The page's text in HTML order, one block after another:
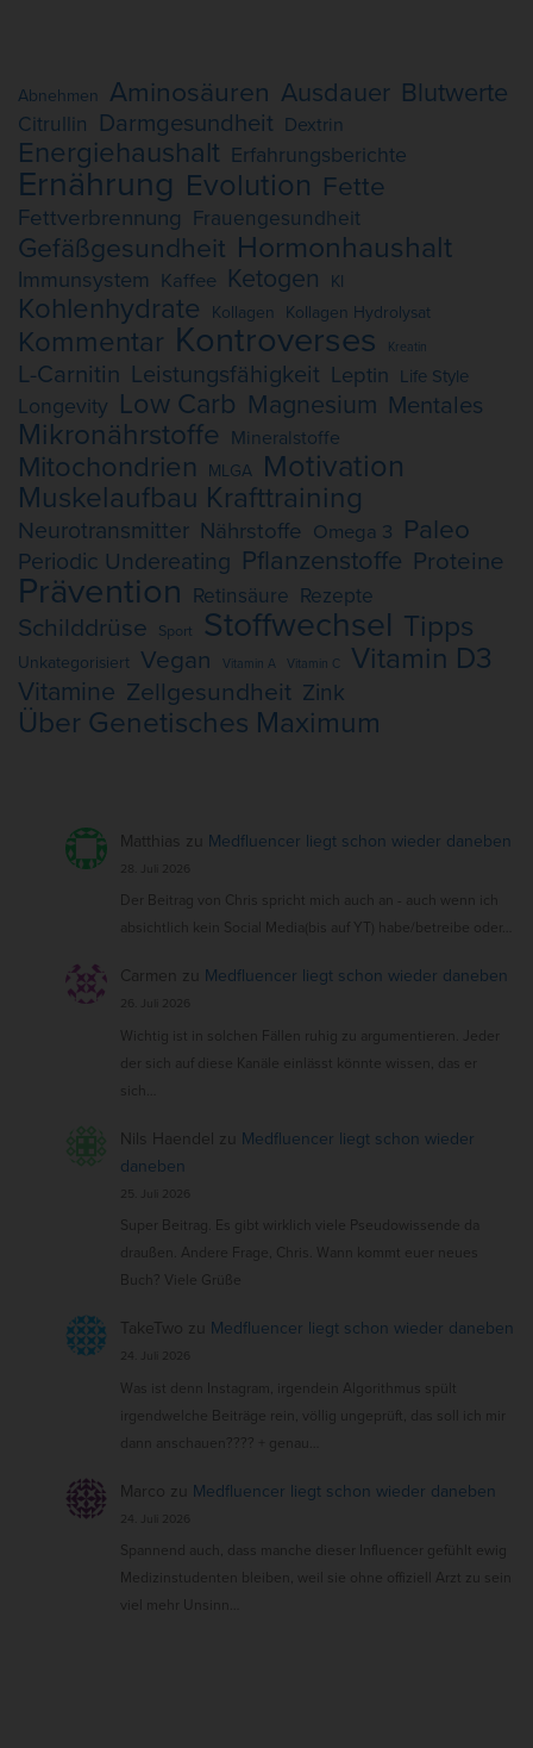
Abnehmen Aminosäuren Ausdauer Blutwerte
Citrullin Darmgesundheit Dextrin
Energiehaushalt Erfahrungsberichte
Ernährung Evolution Fette
Fettverbrennung Frauengesundheit
Gefäßgesundheit Hormonhaushalt
Immunsystem Kaffee Ketogen KI
Kohlenhydrate Kollagen Kollagen Hydrolysat
Kommentar Kontroverses Kreatin
L-Carnitin Leistungsfähigkeit Leptin Life Style
Longevity Low Carb Magnesium Mentales
Mikronährstoffe Mineralstoffe
Mitochondrien MLGA Motivation
Muskelaufbau Krafttraining
Neurotransmitter Nährstoffe Omega 3 Paleo
Periodic Undereating Pflanzenstoffe Proteine
Prävention Retinsäure Rezepte
Schilddrüse Sport Stoffwechsel Tipps
Unkategorisiert Vegan Vitamin A Vitamin C Vitamin D3
Vitamine Zellgesundheit Zink
Über Genetisches Maximum
Matthias zu Medfluencer liegt schon wieder daneben
28. Juli 2026
Der Beitrag von Chris spricht mich auch an - auch wenn ich
absichtlich kein Social Media(bis auf YT) habe/betreibe oder…
Carmen zu Medfluencer liegt schon wieder daneben
26. Juli 2026
Wichtig ist in solchen Fällen ruhig zu argumentieren. Jeder
der sich auf diese Kanäle einlässt könnte wissen, das er
Nils Haendel zu Medfluencer liegt schon wieder
daneben
25. Juli 2026
Super Beitrag. Es gibt wirklich viele Pseudowissende da
draußen. Andere Frage, Chris. Wann kommt euer neues
Buch? Viele Grüße
TakeTwo zu Medfluencer liegt schon wieder daneben
24. Juli 2026
Was ist denn Instagram, irgendein Algorithmus spült
irgendwelche Beiträge rein, völlig ungeprüft, das soll ich mir
dann anschauen???? + genau…
Marco zu Medfluencer liegt schon wieder daneben
24. Juli 2026
Spannend auch, dass manche dieser Influencer gefühlt ewig
Medizinstudenten bleiben, weil sie ohne offiziell Arzt zu sein
viel mehr Unsinn…